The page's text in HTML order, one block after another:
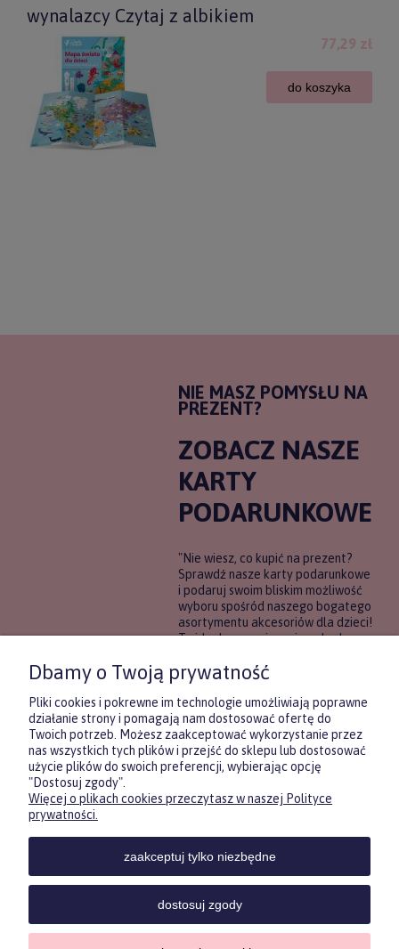
wynalazcy Czytaj z albikiem
77,29 zł
do koszyka
NIE MASZ POMYSŁU NA
PREZENT?
ZOBACZ NASZE
KARTY
PODARUNKOWE
"Nie wiesz, co kupić na prezent?
Sprawdź nasze karty podarunkowe
i podaruj swoim bliskim możliwość
wyboru spośród naszego bogatego
asortymentu akcesoriów dla dzieci!
To idealne rozwiązanie, gdy chcesz
pewności, co będzie najbardziej
trafione.
DOWIEDZ SIĘ WIĘCEJ
KONTAKTPOMOC MOJE
Zasubskrybuj nasz newsletter
i otrzymaj5% rabatu na pierwszyzakup.
Twój email
Dbamy o Twoją prywatność
Pliki cookies i pokrewne im technologie umożliwiają poprawne
działanie strony i pomagają nam dostosować ofertę do
Twoich potrzeb. Możesz zaakceptować wykorzystanie przez
nas wszystkich tych plików i przejść do sklepu lub dostosować
użycie plików do swoich preferencji, wybierając opcję
"Dostosuj zgody".
Więcej o plikach cookies przeczytasz w naszej Polityce
prywatności.
zaakceptuj tylko niezbędne
dostosuj zgody